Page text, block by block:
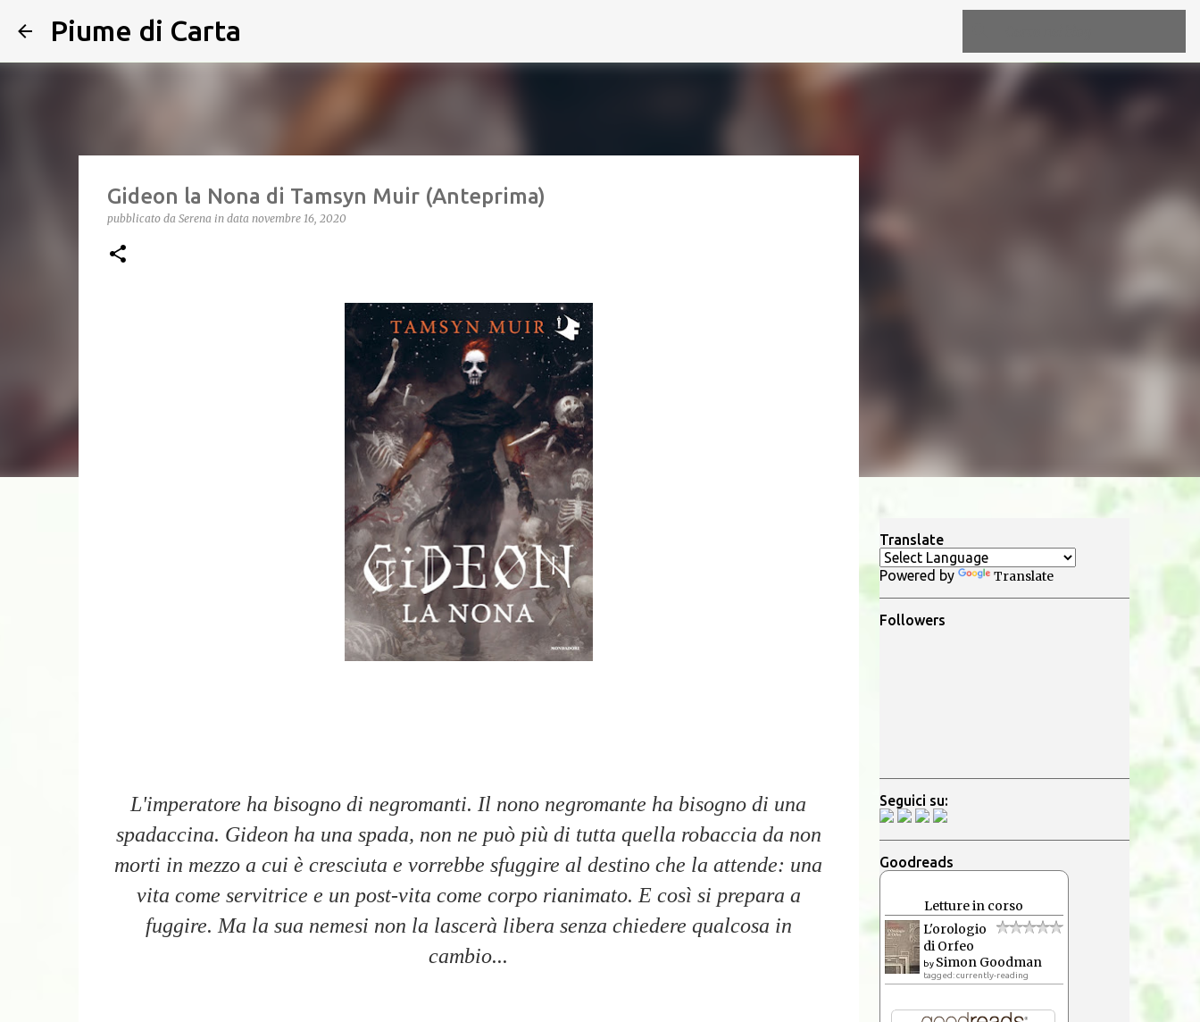
Piume di Carta
Gideon la Nona di Tamsyn Muir (Anteprima)
pubblicato da Serena in data novembre 16, 2020
L'imperatore ha bisogno di negromanti. Il nono negromante ha bisogno di una
spadaccina. Gideon ha una spada, non ne può più di tutta quella robaccia da non
morti in mezzo a cui è cresciuta e vorrebbe sfuggire al destino che la attende: una
vita come servitrice e un post-vita come corpo rianimato. E così si prepara a
fuggire. Ma la sua nemesi non la lascerà libera senza chiedere qualcosa in
cambio...
Translate
Powered by Translate
Followers
Seguici su:
Goodreads
Letture in corso
L'orologio
di Orfeo
by Simon Goodman
tagged: currently-reading